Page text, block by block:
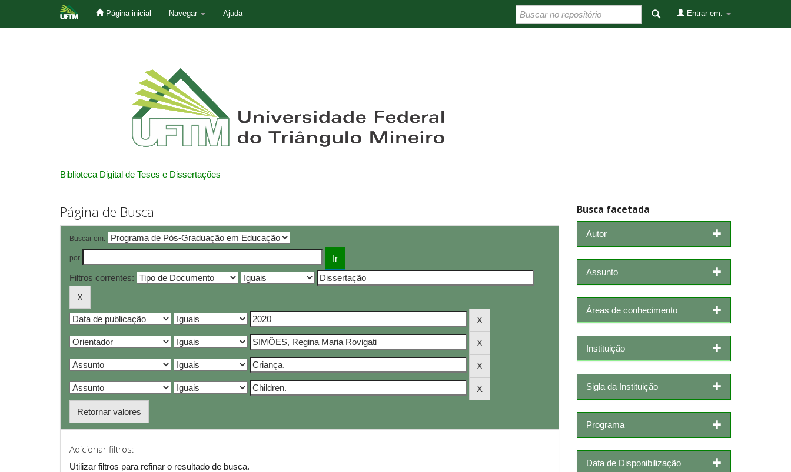
Página inicial Navegar Ajuda Entrar em:
Biblioteca Digital de Teses e Dissertações
Página de Busca
Buscar em:
por
Filtros correntes:
Retornar valores
Adicionar filtros:
Utilizar filtros para refinar o resultado de busca.
Busca facetada
Autor
Assunto
Áreas de conhecimento
Instituição
Sigla da Instituição
Programa
Data de Disponibilização